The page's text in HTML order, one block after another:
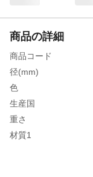
商品の詳細
商品コード
径(mm)
色
生産国
重さ
材質1